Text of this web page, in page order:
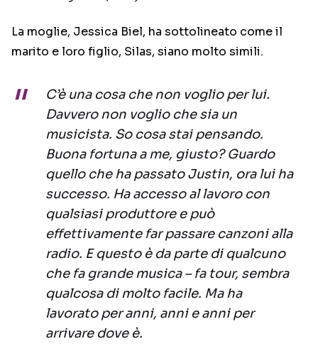
La moglie, Jessica Biel, ha sottolineato come il
marito e loro figlio, Silas, siano molto simili.
C’è una cosa che non voglio per lui.
Davvero non voglio che sia un
musicista. So cosa stai pensando.
Buona fortuna a me, giusto? Guardo
quello che ha passato Justin, ora lui ha
successo. Ha accesso al lavoro con
qualsiasi produttore e può
effettivamente far passare canzoni alla
radio. E questo è da parte di qualcuno
che fa grande musica – fa tour, sembra
qualcosa di molto facile. Ma ha
lavorato per anni, anni e anni per
arrivare dove è.